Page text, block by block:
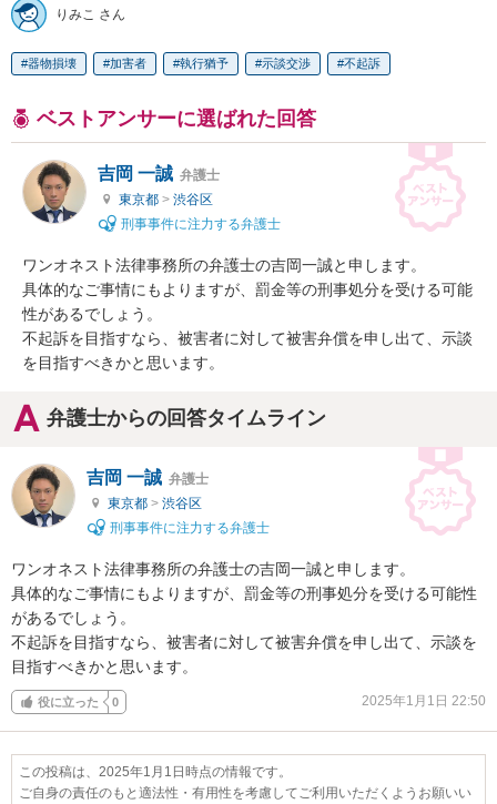
りみこ さん
器物損壊 加害者 執行猶予 示談交渉 不起訴
ベストアンサーに選ばれた回答
吉岡 一誠 弁護士
東京都 > 渋谷区
刑事事件に注力する弁護士
ワンオネスト法律事務所の弁護士の吉岡一誠と申します。
具体的なご事情にもよりますが、罰金等の刑事処分を受ける可能
性があるでしょう。
不起訴を目指すなら、被害者に対して被害弁償を申し出て、示談
を目指すべきかと思います。
弁護士からの回答タイムライン
吉岡 一誠 弁護士
東京都 > 渋谷区
刑事事件に注力する弁護士
ワンオネスト法律事務所の弁護士の吉岡一誠と申します。
具体的なご事情にもよりますが、罰金等の刑事処分を受ける可能性
があるでしょう。
不起訴を目指すなら、被害者に対して被害弁償を申し出て、示談を
目指すべきかと思います。
役に立った 0 2025年1月1日 22:50
この投稿は、2025年1月1日時点の情報です。
ご自身の責任のもと適法性・有用性を考慮してご利用いただくようお願いい